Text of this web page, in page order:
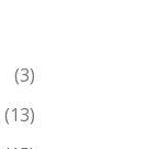
(3)
(13)